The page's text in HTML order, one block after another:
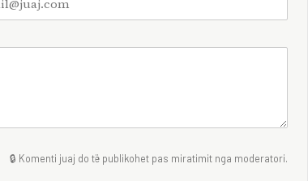
🔒 Komenti juaj do të publikohet pas miratimit nga moderatori.